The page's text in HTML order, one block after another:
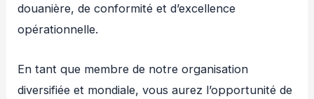
douanière, de conformité et d’excellence
opérationnelle.
En tant que membre de notre organisation
diversifiée et mondiale, vous aurez l’opportunité de